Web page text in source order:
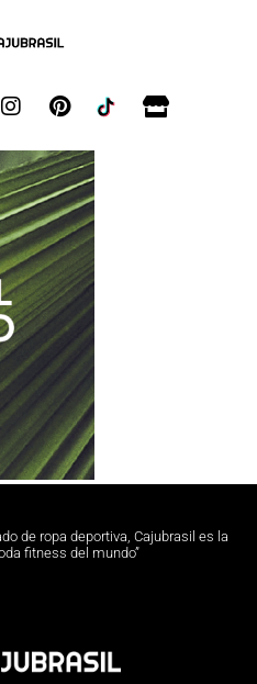
de ropa deportiva, Cajubrasil es la
fitness del mundo”